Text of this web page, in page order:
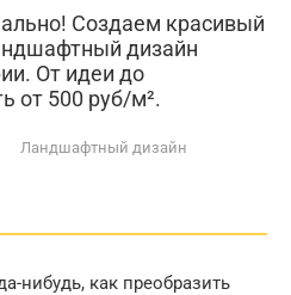
Создаем красивый
дизайн
От идеи до
от 500 руб/м².
Ландшафтный дизайн
нибудь, как преобразить